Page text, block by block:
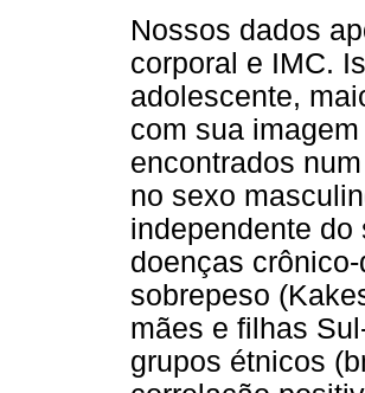
Nossos dados
corporal e IMC.
adolescente,
com sua
encontrados
no sexo
independente
doenças
sobrepeso
mães e filhas
grupos étnicos